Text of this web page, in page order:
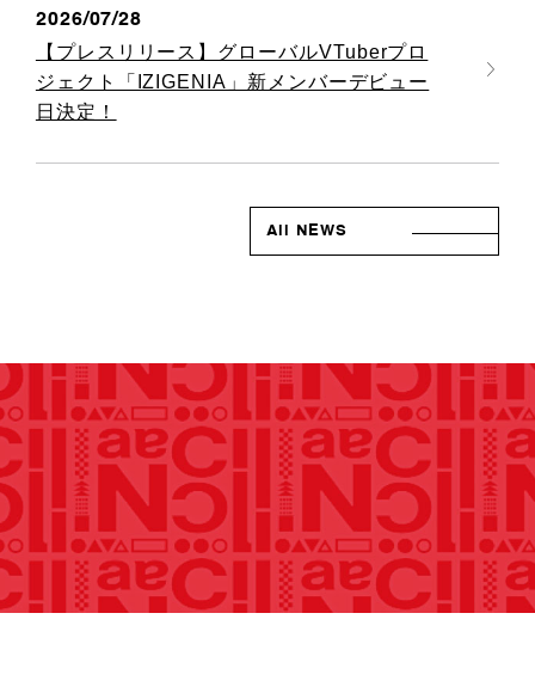
2026/07/28
【プレスリリース】グローバルVTuberプロ
ジェクト「IZIGENIA」新メンバーデビュー
日決定！
All NEWS